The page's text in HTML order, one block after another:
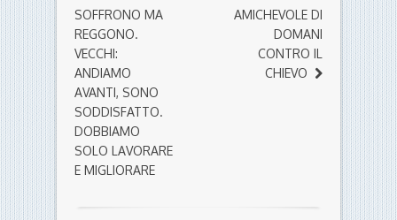
SOFFRONO MA
REGGONO.
VECCHI:
ANDIAMO
AVANTI, SONO
SODDISFATTO.
DOBBIAMO
SOLO LAVORARE
E MIGLIORARE
AMICHEVOLE DI
DOMANI
CONTRO IL
CHIEVO